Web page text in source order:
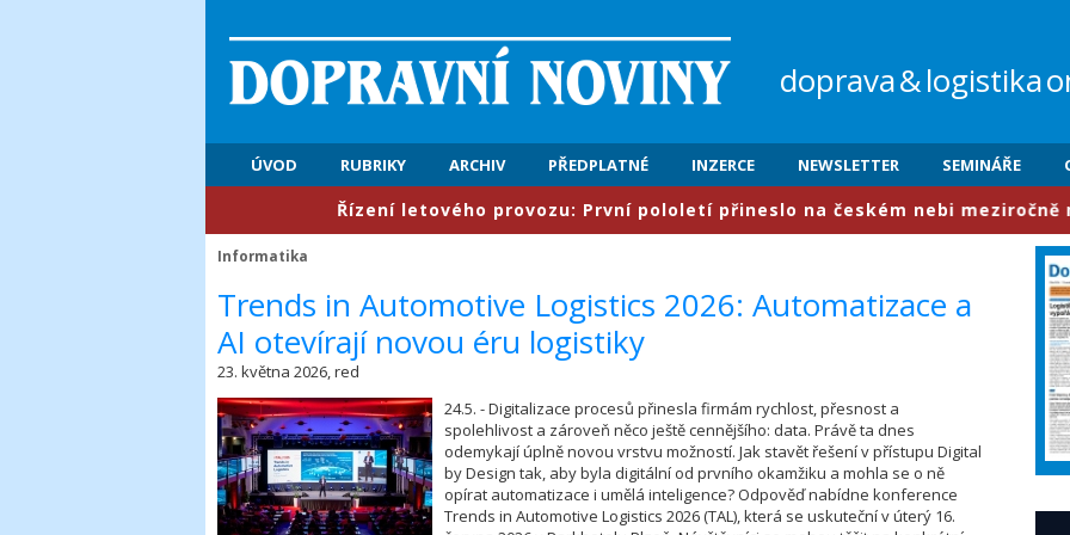
doprava&logistika
ÚVOD RUBRIKY ARCHIV PŘEDPLATNÉ INZERCE NEWSLETTER SEMINÁŘE
​Řízení letového provozu: První pololetí přineslo na českém nebi meziročně nárůst
Informatika
​Trends in Automotive Logistics 2026: Automatizace a
AI otevírají novou éru logistiky
23. května 2026, red
24.5. - Digitalizace procesů přinesla firmám rychlost, přesnost a
spolehlivost a zároveň něco ještě cennějšího: data. Právě ta dnes
odemykají úplně novou vrstvu možností. Jak stavět řešení v přístupu Digital
by Design tak, aby byla digitální od prvního okamžiku a mohla se o ně
opírat automatizace i umělá inteligence? Odpověď nabídne konference
Trends in Automotive Logistics 2026 (TAL), která se uskuteční v úterý 16.